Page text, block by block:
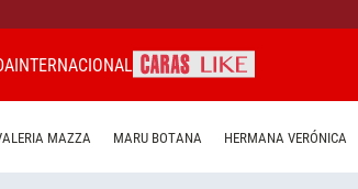
INTERNACIONAL
MAZZA MARU BOTANA HERMANA VERÓNICA